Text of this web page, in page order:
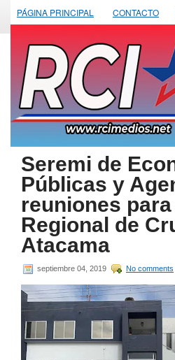
PÁGINA PRINCIPAL CONTACTO
Seremi de
Públicas y
reuniones
Regional de
Atacama
septiembre 04, 2019 No comments